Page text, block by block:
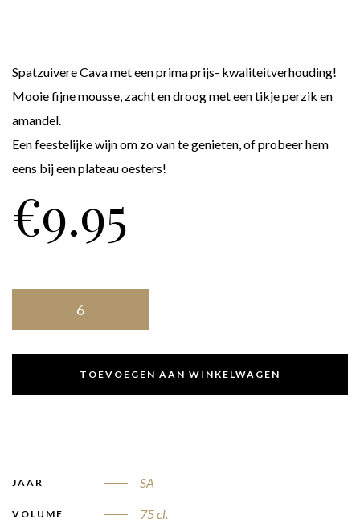
Spatzuivere Cava met een prima prijs- kwaliteitverhouding!
Mooie fijne mousse, zacht en droog met een tikje perzik en
amandel.
Een feestelijke wijn om zo van te genieten, of probeer hem
eens bij een plateau oesters!
€9.95
TOEVOEGEN AAN WINKELWAGEN
JAAR SA
VOLUME 75 cl.